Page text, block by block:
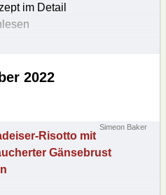
im Detail
2022
Simeon Baker
Risotto mit
Gänsebrust